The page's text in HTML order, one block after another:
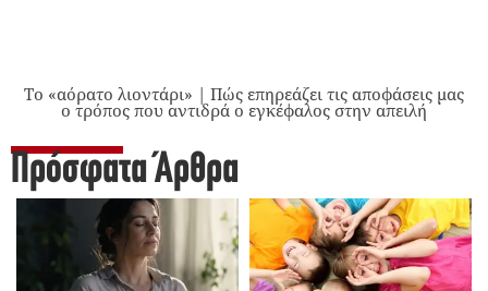
Το «αόρατο λιοντάρι» | Πώς επηρεάζει τις αποφάσεις μας
ο τρόπος που αντιδρά ο εγκέφαλος στην απειλή
Πρόσφατα Άρθρα